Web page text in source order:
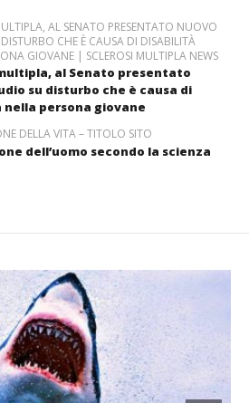
AL SENATO PRESENTATO NUOVO
CHE È CAUSA DI DISABILITÀ
GIOVANE | SCLEROSI MULTIPLA NEWS
al Senato presentato
su disturbo che è causa di
persona giovane
DELLA VITA – TITOLO SITO
dell’uomo secondo la scienza